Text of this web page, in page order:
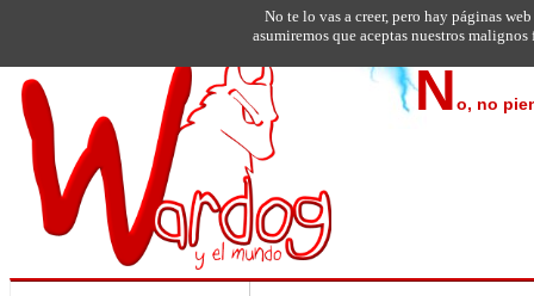
No, no
No te lo vas a creer, pero hay páginas
asumiremos que aceptas nuestros